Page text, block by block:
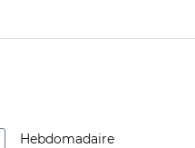
Hebdomadaire